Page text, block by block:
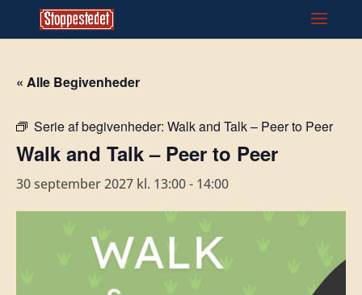
« Alle Begivenheder
Serie af begivenheder: Walk and Talk – Peer to Peer
Walk and Talk – Peer to Peer
30 september 2027 kl. 13:00- 14:00